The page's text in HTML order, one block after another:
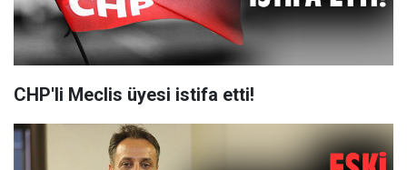
CHP'li Meclis üyesi istifa etti!